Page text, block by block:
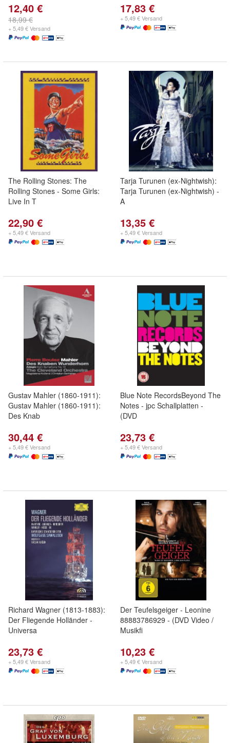
12,40 €
18,99 €
+ 5,49 € Versand
17,83 €
+ 5,49 € Versand
The Rolling Stones: The
Rolling Stones - Some Girls:
Live In T
22,90 €
+ 5,49 € Versand
Tarja Turunen (ex-Nightwish):
Tarja Turunen (ex-Nightwish) -
A
13,35 €
+ 5,49 € Versand
Gustav Mahler (1860-1911):
Gustav Mahler (1860-1911):
Des Knab
30,44 €
+ 5,49 € Versand
Blue Note RecordsBeyond The
Notes - jpc Schallplatten -
(DVD
23,73 €
+ 5,49 € Versand
Richard Wagner (1813-1883):
Der Fliegende Holländer -
Universa
23,73 €
+ 5,49 € Versand
Der Teufelsgeiger - Leonine
88883786929 - (DVD Video /
Musikfi
10,23 €
+ 5,49 € Versand